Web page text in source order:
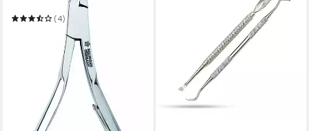
(4)
UVP 26,49 €
in 6-8 Werktagen bei dir